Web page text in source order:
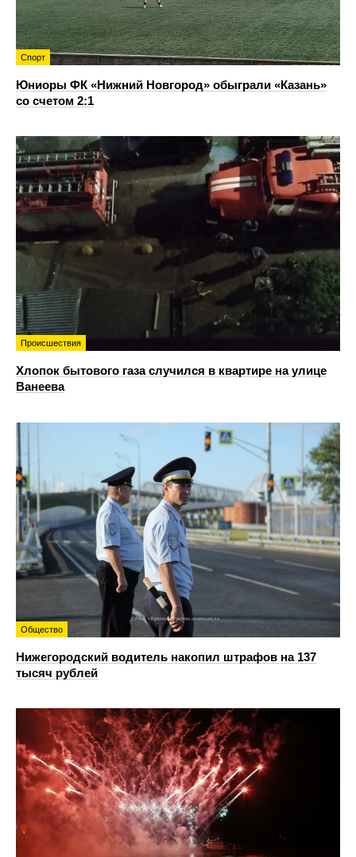
Спорт
Юниоры ФК «Нижний Новгород» обыграли «Казань»
со счетом 2:1
Происшествия
Хлопок бытового газа случился в квартире на улице
Ванеева
Общество
Нижегородский водитель накопил штрафов на 137
тысяч рублей